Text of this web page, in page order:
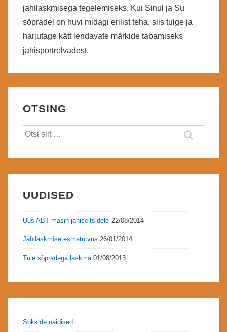
jahilaskmisega tegelemiseks. Kui Sinul ja Su
sõpradel on huvi midagi erilist teha, siis tulge ja
harjutage kätt lendavate märkide tabamiseks
jahisportrelvadest.
OTSING
Otsi:
UUDISED
Uus ABT masin jahiseltsidele 22/08/2014
Jahilaskmise esmatutvus 26/01/2014
Tule sõpradega laskma 01/08/2013
Sokkide näidised